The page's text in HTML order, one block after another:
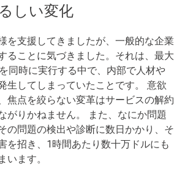
しい変化
を支援してきましたが、一般的な企業
ることに気づきました。それは、最大
同時に実行する中で、内部で人材や
生してしまっていたことです。 意欲
焦点を絞らない変革はサービスの解約
がりかねません。 また、なにか問題
の問題の検出や診断に数日かかり、そ
を招き、1時間あたり数十万ドルにも
います。